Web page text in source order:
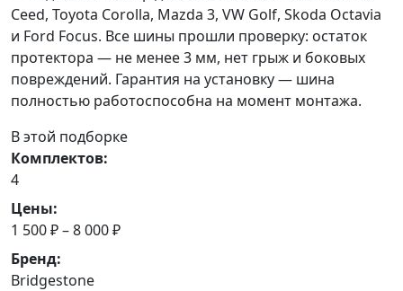
Ceed, Toyota Corolla, Mazda 3, VW Golf, Skoda Octavia
и Ford Focus. Все шины прошли проверку: остаток
протектора — не менее 3 мм, нет грыж и боковых
повреждений. Гарантия на установку — шина
полностью работоспособна на момент монтажа.
В этой подборке
Комплектов:
4
Цены:
1 500 ₽ – 8 000 ₽
Бренд:
Bridgestone